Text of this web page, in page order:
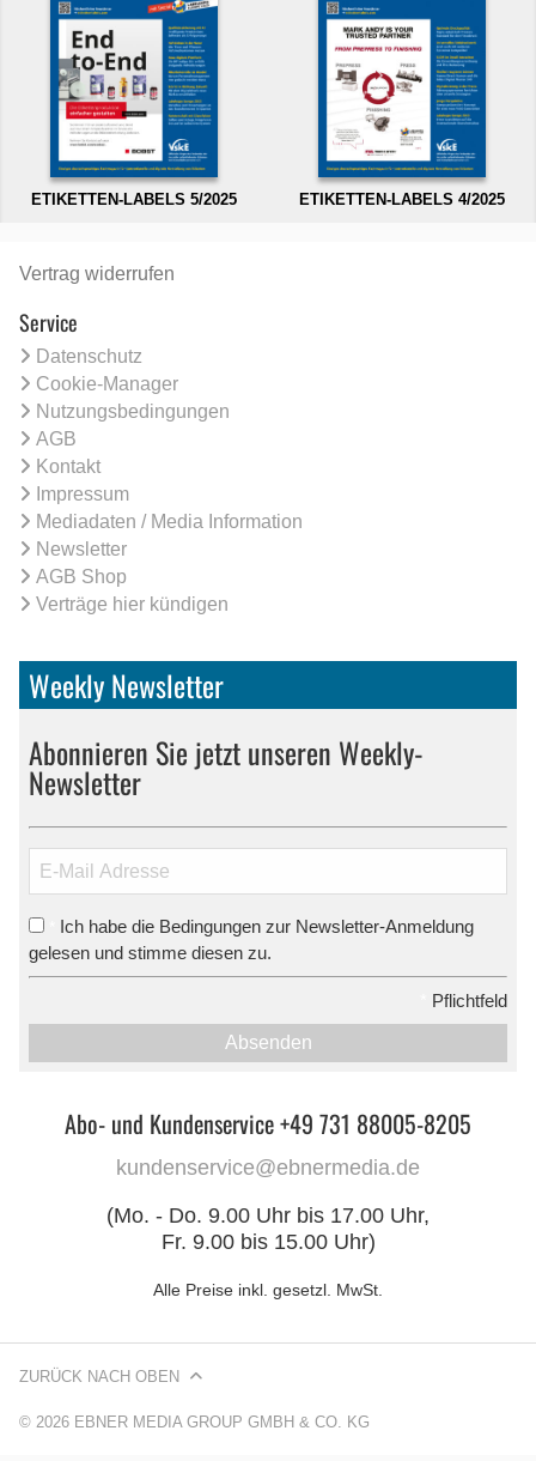
ETIKETTEN-LABELS 5/2025 ETIKETTEN-LABELS 4/2025
Vertrag widerrufen
Service
Datenschutz
Cookie-Manager
Nutzungsbedingungen
AGB
Kontakt
Impressum
Mediadaten / Media Information
Newsletter
AGB Shop
Verträge hier kündigen
Weekly Newsletter
Abonnieren Sie jetzt unseren Weekly-
Newsletter
Ich habe die Bedingungen zur Newsletter-Anmeldung
gelesen und stimme diesen zu.
Pflichtfeld
Absenden
Abo- und Kundenservice +49 731 88005-8205
kundenservice@ebnermedia.de
(Mo. - Do. 9.00 Uhr bis 17.00 Uhr,
Fr. 9.00 bis 15.00 Uhr)
Alle Preise inkl. gesetzl. MwSt.
© 2026 EBNER MEDIA GROUP GMBH & CO. KG
ZURÜCK NACH OBEN